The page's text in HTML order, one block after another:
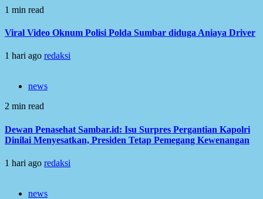
1 min read
Viral Video Oknum Polisi Polda Sumbar diduga Aniaya Driver
1 hari ago redaksi
news
2 min read
Dewan Penasehat Sambar.id: Isu Surpres Pergantian Kapolri
Dinilai Menyesatkan, Presiden Tetap Pemegang Kewenangan
1 hari ago redaksi
news